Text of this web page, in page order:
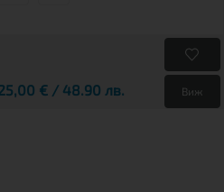
€ / 48.90 лв. Виж